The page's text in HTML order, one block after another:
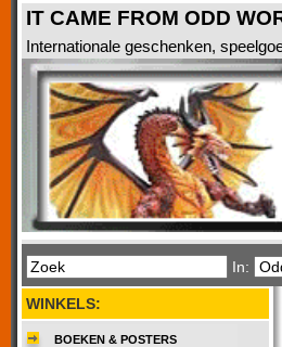
IT CAME FROM ODD
Internationale geschenken,
In:
WINKELS:
BOEKEN & POSTERS